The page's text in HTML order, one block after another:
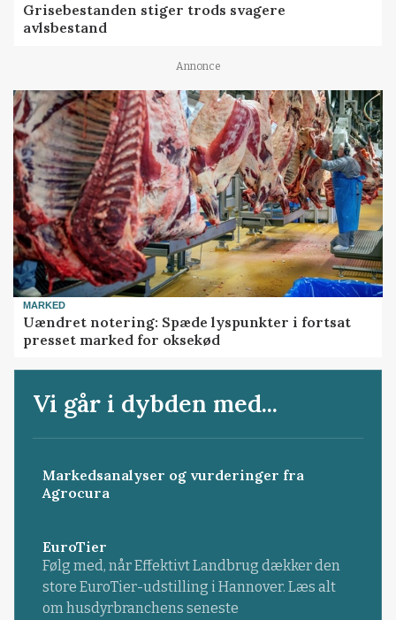
Grisebestanden stiger trods svagere
avlsbestand
Annonce
MARKED
Uændret notering: Spæde lyspunkter i fortsat
presset marked for oksekød
Vi går i dybden med...
Markedsanalyser og vurderinger fra
Agrocura
EuroTier
Følg med, når Effektivt Landbrug dækker den
store EuroTier-udstilling i Hannover. Læs alt
om husdyrbranchens seneste